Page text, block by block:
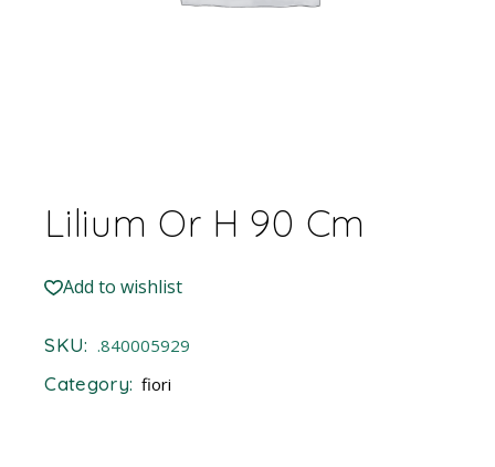
Lilium Or H 90 Cm
Add to wishlist
SKU: .840005929
Category: fiori